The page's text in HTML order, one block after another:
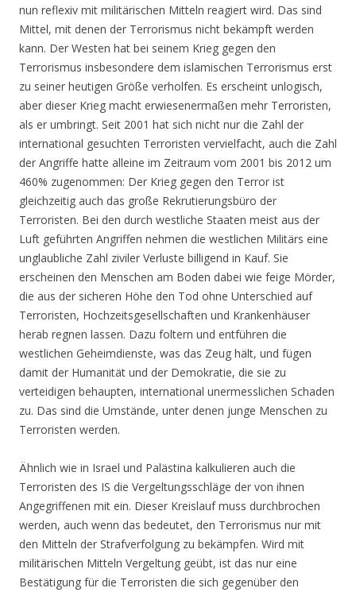
nun reflexiv mit militärischen Mitteln reagiert wird. Das sind
Mittel, mit denen der Terrorismus nicht bekämpft werden
kann. Der Westen hat bei seinem Krieg gegen den
Terrorismus insbesondere dem islamischen Terrorismus erst
zu seiner heutigen Größe verholfen. Es erscheint unlogisch,
aber dieser Krieg macht erwiesenermaßen mehr Terroristen,
als er umbringt. Seit 2001 hat sich nicht nur die Zahl der
international gesuchten Terroristen vervielfacht, auch die Zahl
der Angriffe hatte alleine im Zeitraum vom 2001 bis 2012 um
460% zugenommen: Der Krieg gegen den Terror ist
gleichzeitig auch das große Rekrutierungsbüro der
Terroristen. Bei den durch westliche Staaten meist aus der
Luft geführten Angriffen nehmen die westlichen Militärs eine
unglaubliche Zahl ziviler Verluste billigend in Kauf. Sie
erscheinen den Menschen am Boden dabei wie feige Mörder,
die aus der sicheren Höhe den Tod ohne Unterschied auf
Terroristen, Hochzeitsgesellschaften und Krankenhäuser
herab regnen lassen. Dazu foltern und entführen die
westlichen Geheimdienste, was das Zeug hält, und fügen
damit der Humanität und der Demokratie, die sie zu
verteidigen behaupten, international unermesslichen Schaden
zu. Das sind die Umstände, unter denen junge Menschen zu
Terroristen werden.
Ähnlich wie in Israel und Palästina kalkulieren auch die
Terroristen des IS die Vergeltungsschläge der von ihnen
Angegriffenen mit ein. Dieser Kreislauf muss durchbrochen
werden, auch wenn das bedeutet, den Terrorismus nur mit
den Mitteln der Strafverfolgung zu bekämpfen. Wird mit
militärischen Mitteln Vergeltung geübt, ist das nur eine
Bestätigung für die Terroristen die sich gegenüber den